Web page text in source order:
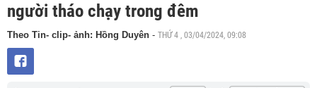
người tháo chạy trong đêm
Theo Tin- clip- ảnh: Hồng Duyên - THỨ 4 , 03/04/2024, 09:08